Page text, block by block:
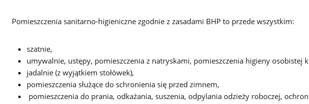
Pomieszczenia sanitarno-higieniczne zgodnie z zasadami BHP to przede wszystkim:
szatnie,
umywalnie, ustępy, pomieszczenia z natryskami, pomieszczenia higieny osobistej
jadalnie (z wyjątkiem stołówek),
pomieszczenia służące do schronienia się przed zimnem,
pomieszczenia do prania, odkażania, suszenia, odpylania odzieży roboczej,